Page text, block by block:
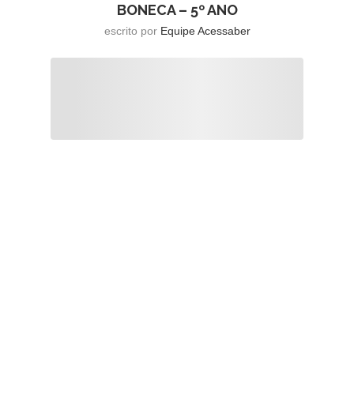
BONECA – 5º ANO
escrito por Equipe Acessaber